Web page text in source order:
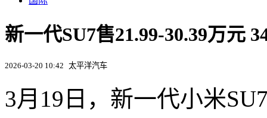
新一代SU7售21.99-30.39万元
2026-03-20 10:42 太平洋汽车
3月19日，新一代小米